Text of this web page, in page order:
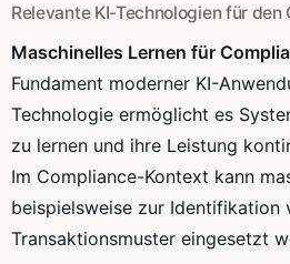
Relevante KI-Technologien für
Maschinelles Lernen für
Fundament moderner KI-
Technologie ermöglicht es
zu lernen und ihre Leistung
Im Compliance-Kontext kann
beispielsweise zur Identifikation
Transaktionsmuster eingesetzt